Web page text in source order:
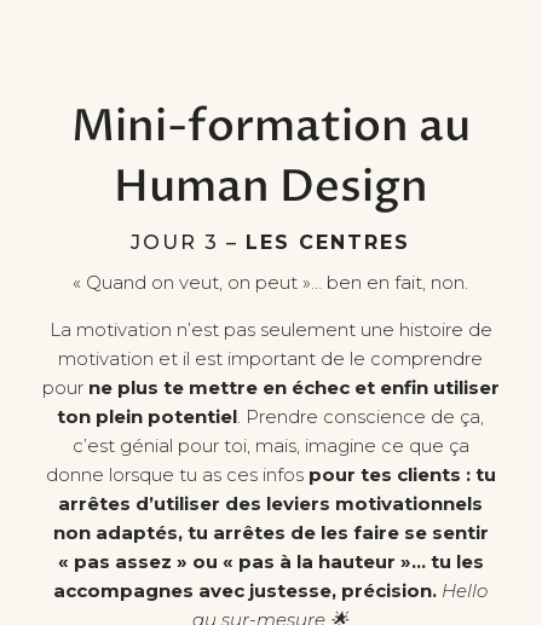
Mini-formation au
Human Design
JOUR 3 – LES CENTRES
« Quand on veut, on peut »… ben en fait, non.
La motivation n’est pas seulement une histoire de
motivation et il est important de le comprendre
pour ne plus te mettre en échec et enfin utiliser
ton plein potentiel. Prendre conscience de ça,
c’est génial pour toi, mais, imagine ce que ça
donne lorsque tu as ces infos pour tes clients : tu
arrêtes d’utiliser des leviers motivationnels
non adaptés, tu arrêtes de les faire se sentir
« pas assez » ou « pas à la hauteur »… tu les
accompagnes avec justesse, précision. Hello
au sur-mesure 🌟